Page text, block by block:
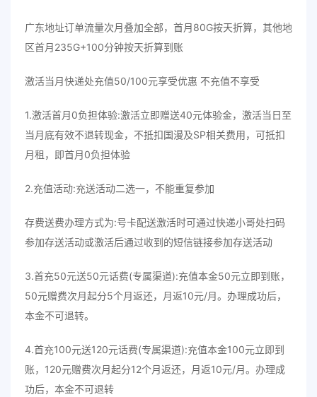
广东地址订单流量次月叠加全部，首月80G按天折算，其他地
区首月235G+100分钟按天折算到账
激活当月快递处充值50/100元享受优惠 不充值不享受
1.激活首月0负担体验:激活立即赠送40元体验金，激活当日至
当月底有效不退转现金，不抵扣国漫及SP相关费用，可抵扣
月租，即首月0负担体验
2.充值活动:充送活动二选一，不能重复参加
存费送费办理方式为:号卡配送激活时可通过快递小哥处扫码
参加存送活动或激活后通过收到的短信链接参加存送活动
3.首充50元送50元话费(专属渠道):充值本金50元立即到账，
50元赠费次月起分5个月返还，月返10元/月。办理成功后，
本金不可退转。
4.首充100元送120元话费(专属渠道):充值本金100元立即到
账，120元赠费次月起分12个月返还，月返10元/月。办理成
功后，本金不可退转